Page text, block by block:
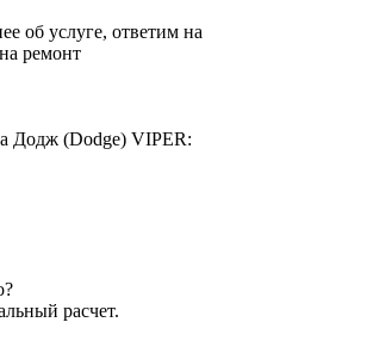
об услуге, ответим на
ремонт
Додж (Dodge) VIPER:
расчет.